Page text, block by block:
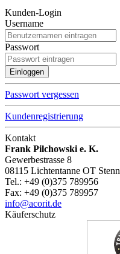
Kunden-Login
Username
Passwort
Passwort vergessen
Kundenregistrierung
Kontakt
Frank Pilchowski e. K.
Gewerbestrasse 8
08115 Lichtentanne OT Stenn
Tel.: +49 (0)375 789956
Fax: +49 (0)375 789957
info@acorit.de
Käuferschutz